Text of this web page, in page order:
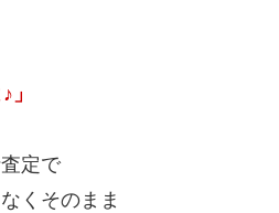
」
定で
くそのまま